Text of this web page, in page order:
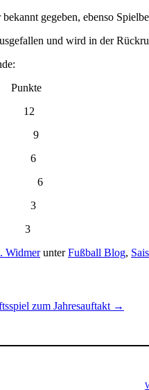
gegeben, ebenso
und wird in der
12
9
6
6
3
3
WidmerunterFußball Blog,
zum Jahresauftakt →